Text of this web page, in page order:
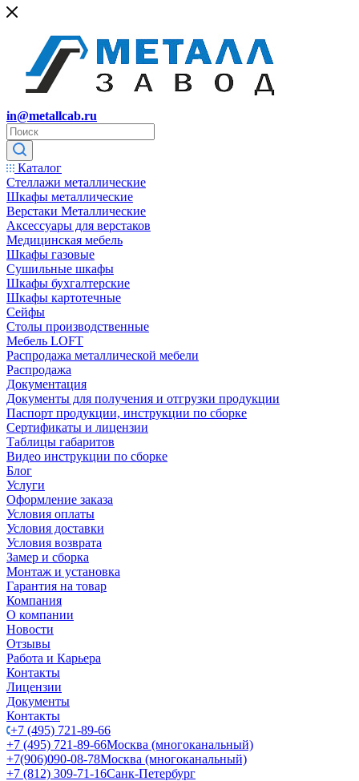
in@metallcab.ru
Каталог
Стеллажи металлические
Шкафы металлические
Верстаки Металлические
Аксессуары для верстаков
Медицинская мебель
Шкафы газовые
Сушильные шкафы
Шкафы бухгалтерские
Шкафы картотечные
Сейфы
Столы производственные
Мебель LOFT
Распродажа металлической мебели
Распродажа
Документация
Документы для получения и отгрузки продукции
Паспорт продукции, инструкции по сборке
Сертификаты и лицензии
Таблицы габаритов
Видео инструкции по сборке
Блог
Услуги
Оформление заказа
Условия оплаты
Условия доставки
Условия возврата
Замер и сборка
Монтаж и установка
Гарантия на товар
Компания
О компании
Новости
Отзывы
Работа и Карьера
Контакты
Лицензии
Документы
Контакты
+7 (495) 721-89-66
+7 (495) 721-89-66Москва (многоканальный)
+7(906)090-08-78Москва (многоканальный)
+7 (812) 309-71-16Санк-Петербург